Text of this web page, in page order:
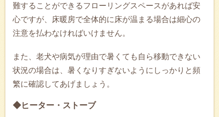
難することができるフローリングスペースがあれば安
心ですが、床暖房で全体的に床が温まる場合は細心の
注意を払わなければいけません。
また、老犬や病気が理由で暑くても自ら移動できない
状況の場合は、暑くなりすぎないようにしっかりと頻
繁に確認してあげましょう。
◆ヒーター・ストーブ